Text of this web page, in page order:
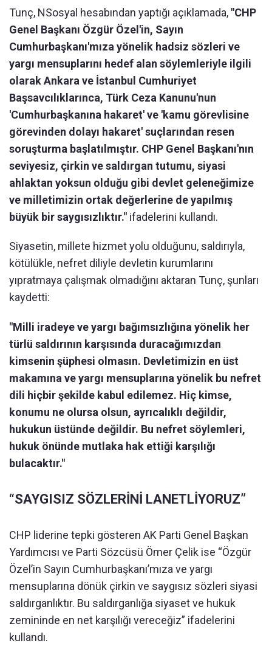
Tunç, NSosyal hesabından yaptığı açıklamada, "CHP
Genel Başkanı Özgür Özel'in, Sayın
Cumhurbaşkanı'mıza yönelik hadsiz sözleri ve
yargı mensuplarını hedef alan söylemleriyle ilgili
olarak Ankara ve İstanbul Cumhuriyet
Başsavcılıklarınca, Türk Ceza Kanunu'nun
'Cumhurbaşkanına hakaret' ve 'kamu görevlisine
görevinden dolayı hakaret' suçlarından resen
soruşturma başlatılmıştır. CHP Genel Başkanı'nın
seviyesiz, çirkin ve saldırgan tutumu, siyasi
ahlaktan yoksun olduğu gibi devlet geleneğimize
ve milletimizin ortak değerlerine de yapılmış
büyük bir saygısızlıktır." ifadelerini kullandı.
Siyasetin, millete hizmet yolu olduğunu, saldırıyla,
kötülükle, nefret diliyle devletin kurumlarını
yıpratmaya çalışmak olmadığını aktaran Tunç, şunları
kaydetti:
"Milli iradeye ve yargı bağımsızlığına yönelik her
türlü saldırının karşısında duracağımızdan
kimsenin şüphesi olmasın. Devletimizin en üst
makamına ve yargı mensuplarına yönelik bu nefret
dili hiçbir şekilde kabul edilemez. Hiç kimse,
konumu ne olursa olsun, ayrıcalıklı değildir,
hukukun üstünde değildir. Bu nefret söylemleri,
hukuk önünde mutlaka hak ettiği karşılığı
bulacaktır."
“SAYGISIZ SÖZLERİNİ LANETLİYORUZ”
CHP liderine tepki gösteren AK Parti Genel Başkan
Yardımcısı ve Parti Sözcüsü Ömer Çelik ise “Özgür
Özel’in Sayın Cumhurbaşkanı’mıza ve yargı
mensuplarına dönük çirkin ve saygısız sözleri siyasi
saldırganlıktır. Bu saldırganlığa siyaset ve hukuk
zemininde en net karşılığı vereceğiz” ifadelerini
kullandı.